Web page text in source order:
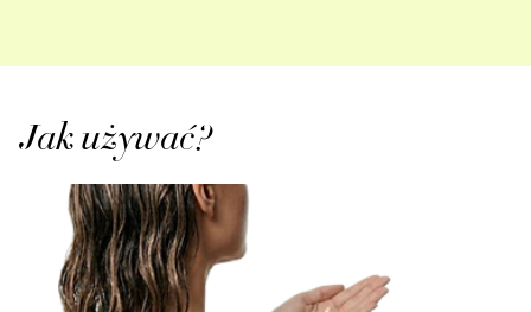
Jak używać?